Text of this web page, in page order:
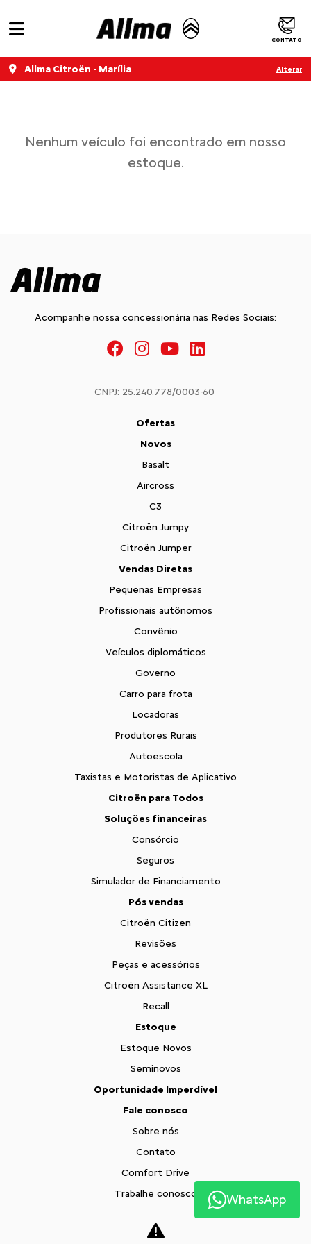
CONTATO
Allma Citroën - Marília Alterar
Nenhum veículo foi encontrado em nosso
estoque.
Acompanhe nossa concessionária nas Redes Sociais:
CNPJ: 25.240.778/0003-60
Ofertas
Novos
Basalt
Aircross
C3
Citroën Jumpy
Citroën Jumper
Vendas Diretas
Pequenas Empresas
Profissionais autônomos
Convênio
Veículos diplomáticos
Governo
Carro para frota
Locadoras
Produtores Rurais
Autoescola
Taxistas e Motoristas de Aplicativo
Citroën para Todos
Soluções financeiras
Consórcio
Seguros
Simulador de Financiamento
Pós vendas
Citroën Citizen
Revisões
Peças e acessórios
Citroën Assistance XL
Recall
Estoque
Estoque Novos
Seminovos
Oportunidade Imperdível
Fale conosco
Sobre nós
Contato
Comfort Drive
Trabalhe conosco
Política de privacidade
Blog
WhatsApp